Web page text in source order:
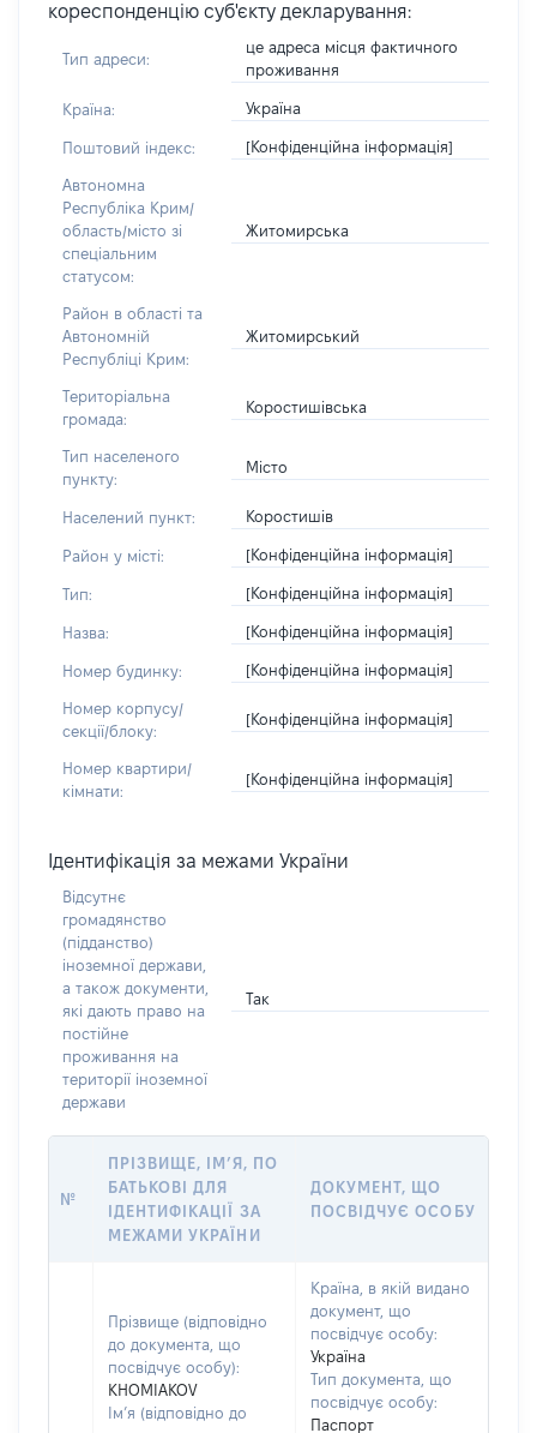
кореспонденцію суб'єкту декларування:
Тип адреси:
це адреса місця фактичного
проживання
Країна: Україна
Поштовий індекс: [Конфіденційна інформація]
Автономна
Республіка Крим/
область/місто зі
спеціальним
статусом:
Житомирська
Район в області та
Автономній
Республіці Крим:
Житомирський
Територіальна
громада:
Коростишівська
Тип населеного
пункту:
Місто
Населений пункт: Коростишів
Район у місті: [Конфіденційна інформація]
Тип: [Конфіденційна інформація]
Назва: [Конфіденційна інформація]
Номер будинку: [Конфіденційна інформація]
Номер корпусу/
секції/блоку:
[Конфіденційна інформація]
Номер квартири/
кімнати:
[Конфіденційна інформація]
Ідентифікація за межами України
Відсутнє
громадянство
(підданство)
іноземної держави,
а також документи,
які дають право на
постійне
проживання на
території іноземної
держави
Так
№
ПРІЗВИЩЕ, ІМ’Я, ПО
БАТЬКОВІ ДЛЯ
ІДЕНТИФІКАЦІЇ ЗА
МЕЖАМИ УКРАЇНИ
ДОКУМЕНТ, ЩО
ПОСВІДЧУЄ ОСОБУ
Прізвище (відповідно
до документа, що
посвідчує особу):
KHOMIAKOV
Ім’я (відповідно до
Країна, в якій видано
документ, що
посвідчує особу:
Україна
Тип документа, що
посвідчує особу:
Паспорт